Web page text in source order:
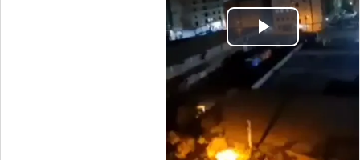
Play
Video